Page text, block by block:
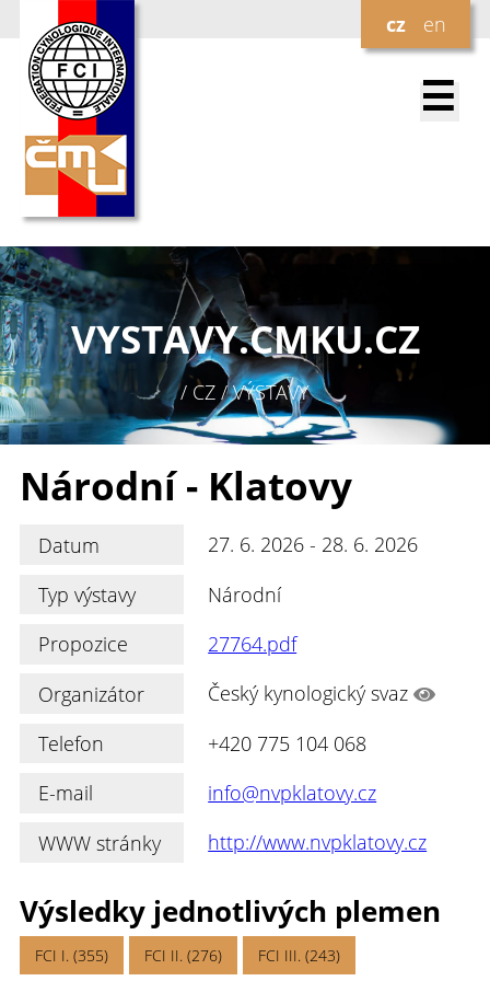
cz en
☰
VYSTAVY.CMKU.CZ
/ CZ / VÝSTAVY
Národní - Klatovy
Datum
27. 6. 2026 - 28. 6. 2026
Typ výstavy
Národní
Propozice
27764.pdf
Organizátor
Český kynologický svaz
Telefon
+420 775 104 068
E-mail
info@nvpklatovy.cz
WWW stránky
http://www.nvpklatovy.cz
Výsledky jednotlivých plemen
FCI I. (355) FCI II. (276) FCI III. (243)